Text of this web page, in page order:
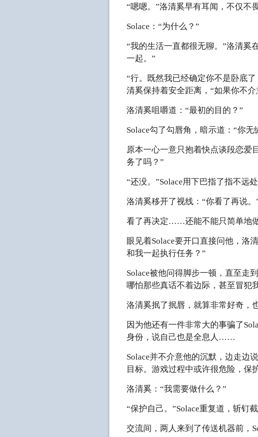
“嗯嗯。”洛清奚早有耳闻，不仅不
Solace：“为什么？”
“我的生活一直都很无聊。”洛清奚
一起。”
“行。既然我已经确定你不是卧底
清奚保持着安全距离，“如果你不
洛清奚咀嚼道：“最初的目的？”
Solace勾了勾唇角，暗示道：“你
原本一心一意只抱着快点谈段恋
务了吗？”
“还没。”Solace用下巴指了指不远
洛清奚移开了视线：“你看了再说。
看了再决定……还能不能只简单地做
眼见着Solace要开口直接问他，洛
和我一起执行任务？”
Solace被他问得脚步一顿，直至走
哪怕那些真话不着边际，甚至冒犯
洛清奚抿了抿唇，就算非常好奇，
因为他还有一件非常大的事骗了
身份，说自己也是全息人……
Solace并不介意他的沉默，边走边
目标。游戏过程中或许很危险，保
洛清奚：“我需要做什么？”
“保护自己。”Solace重复道，斩钉
交流间，两人来到了传送机器前，